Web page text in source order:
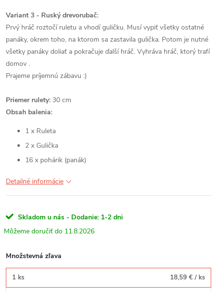
Variant 3 - Ruský drevorubač:
Prvý hráč roztočí ruletu a vhodí guličku. Musí vypiť všetky ostatné
panáky, okrem toho, na ktorom sa zastavila gulička. Potom je nutné
všetky panáky doliať a pokračuje ďalší hráč. Vyhráva hráč, ktorý trafí
domov .
Prajeme príjemnú zábavu :)
Priemer rulety: 30 cm
Obsah balenia:
1 x Ruleta
2 x Gulička
16 x pohárik (panák)
Detailné informácie
Skladom u nás - Dodanie: 1-2 dni
11.8.2026
Množstevná zľava
1 ks 18,59 € / ks